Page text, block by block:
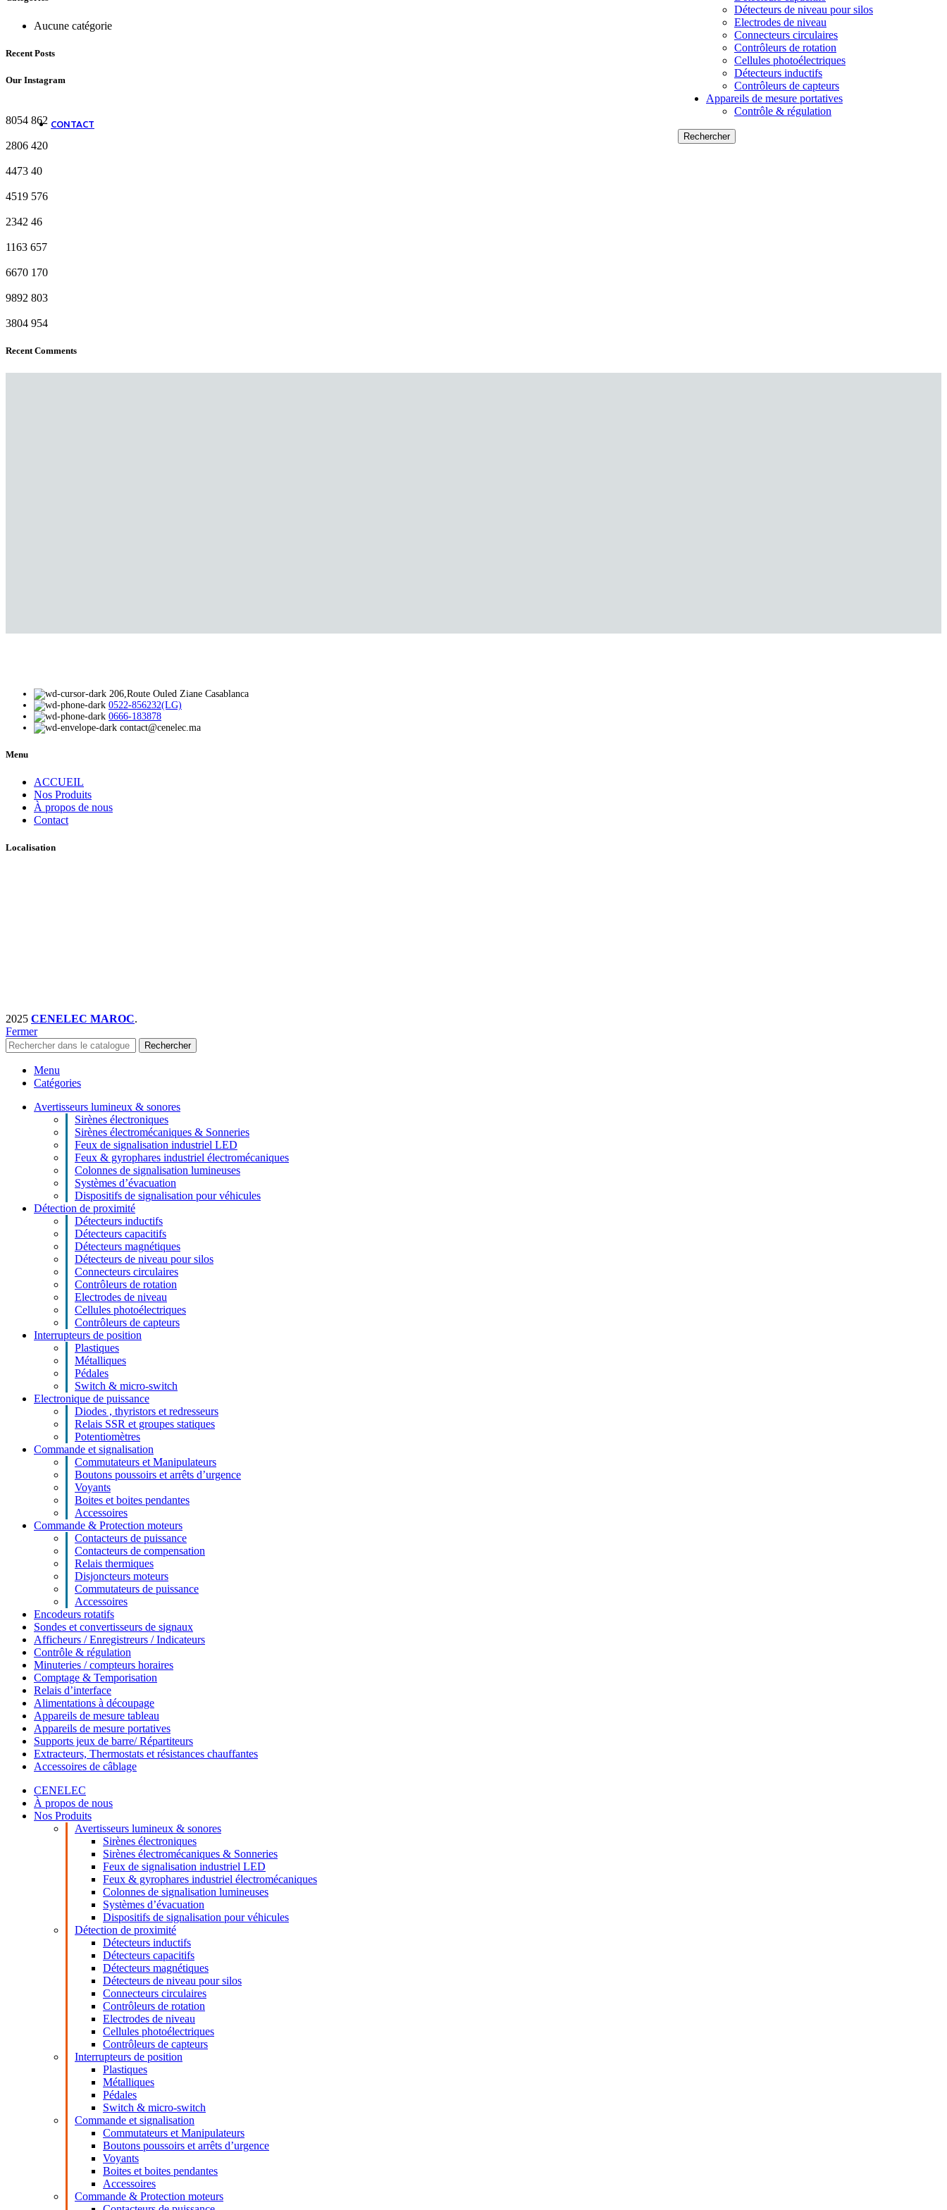
Comptage & Temporisation
Relais d’interface
CONTACT
Détecteurs de niveau pour silos
Electrodes de niveau
Connecteurs circulaires
Contrôleurs de rotation
Cellules photoélectriques
Détecteurs inductifs
Contrôleurs de capteurs
Appareils de mesure portatives
Contrôle & régulation
Rechercher
Aucune catégorie
Recent Posts
Our Instagram
8054 862
2806 420
4473 40
4519 576
2342 46
1163 657
6670 170
9892 803
3804 954
Recent Comments
206,Route Ouled Ziane Casablanca
0522-856232(LG)
0666-183878
contact@cenelec.ma
Menu
ACCUEIL
Nos Produits
À propos de nous
Contact
Localisation
2025 CENELEC MAROC.
Fermer
Rechercher
Menu
Catégories
Avertisseurs lumineux & sonores
Sirènes électroniques
Sirènes électromécaniques & Sonneries
Feux de signalisation industriel LED
Feux & gyrophares industriel électromécaniques
Colonnes de signalisation lumineuses
Systèmes d’évacuation
Dispositifs de signalisation pour véhicules
Détection de proximité
Détecteurs inductifs
Détecteurs capacitifs
Détecteurs magnétiques
Détecteurs de niveau pour silos
Connecteurs circulaires
Contrôleurs de rotation
Electrodes de niveau
Cellules photoélectriques
Contrôleurs de capteurs
Interrupteurs de position
Plastiques
Métalliques
Pédales
Switch & micro-switch
Electronique de puissance
Diodes , thyristors et redresseurs
Relais SSR et groupes statiques
Potentiomètres
Commande et signalisation
Commutateurs et Manipulateurs
Boutons poussoirs et arrêts d’urgence
Voyants
Boites et boites pendantes
Accessoires
Commande & Protection moteurs
Contacteurs de puissance
Contacteurs de compensation
Relais thermiques
Disjoncteurs moteurs
Commutateurs de puissance
Accessoires
Encodeurs rotatifs
Sondes et convertisseurs de signaux
Afficheurs / Enregistreurs / Indicateurs
Contrôle & régulation
Minuteries / compteurs horaires
Comptage & Temporisation
Relais d’interface
Alimentations à découpage
Appareils de mesure tableau
Appareils de mesure portatives
Supports jeux de barre/ Répartiteurs
Extracteurs, Thermostats et résistances chauffantes
Accessoires de câblage
CENELEC
À propos de nous
Nos Produits
Avertisseurs lumineux & sonores
Sirènes électroniques
Sirènes électromécaniques & Sonneries
Feux de signalisation industriel LED
Feux & gyrophares industriel électromécaniques
Colonnes de signalisation lumineuses
Systèmes d’évacuation
Dispositifs de signalisation pour véhicules
Détection de proximité
Détecteurs inductifs
Détecteurs capacitifs
Détecteurs magnétiques
Détecteurs de niveau pour silos
Connecteurs circulaires
Contrôleurs de rotation
Electrodes de niveau
Cellules photoélectriques
Contrôleurs de capteurs
Interrupteurs de position
Plastiques
Métalliques
Pédales
Switch & micro-switch
Commande et signalisation
Commutateurs et Manipulateurs
Boutons poussoirs et arrêts d’urgence
Voyants
Boites et boites pendantes
Accessoires
Commande & Protection moteurs